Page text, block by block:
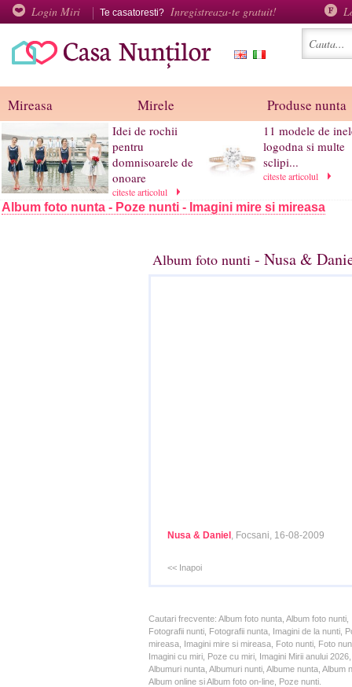
Login Miri Te casatoresti? Inregistreaza-te gratuit!
Mireasa Mirele Produse nunta
Idei de rochii
pentru
domnisoarele de
onoare
citeste articolul
11 modele de
logodna si multe
sclipi...
citeste articolul
Album foto nunta - Poze nunti - Imagini mire si mireasa
Album foto nunti - Nusa &
Nusa & Daniel , Focsani, 16-08-2009
<< Inapoi
Cautari frecvente: Album foto nunta, Album foto
Fotografii nunti, Fotografii nunta, Imagini de la nunti,
mireasa, Imagini mire si mireasa, Foto nunti, Foto
Imagini cu miri, Poze cu miri, Imagini Mirii anului
Albumuri nunta, Albumuri nunti, Albume nunta,
Album online si Album foto on-line, Poze nunti.